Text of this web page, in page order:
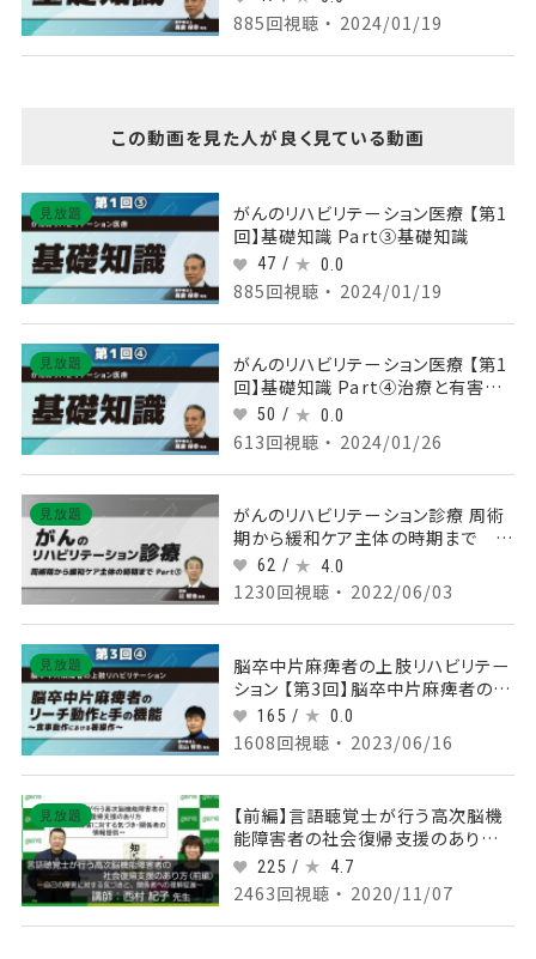
885回視聴 ・ 2024/01/19
この動画を見た人が良く見ている動画
見放題
がんのリハビリテーション医療 【第1
回】基礎知識 Part③基礎知識
47 / 0.0
885回視聴 ・ 2024/01/19
見放題
がんのリハビリテーション医療 【第1
回】基礎知識 Part④治療と有害事
象、リハビリテーション医療の目的１
50 / 0.0
613回視聴 ・ 2024/01/26
見放題
がんのリハビリテーション診療 周術
期から緩和ケア主体の時期まで
part③
62 / 4.0
1230回視聴 ・ 2022/06/03
見放題
脳卒中片麻痺者の上肢リハビリテー
ション 【第3回】脳卒中片麻痺者のリ
ーチ動作と手の機能～食事動作にお
ける箸操作～ Part④実技:手の評
価と介入
165 / 0.0
1608回視聴 ・ 2023/06/16
見放題
【前編】言語聴覚士が行う高次脳機
能障害者の社会復帰支援のあり方
～自己の障害に対する気づきと、関
係者への情報提供～
225 / 4.7
2463回視聴 ・ 2020/11/07